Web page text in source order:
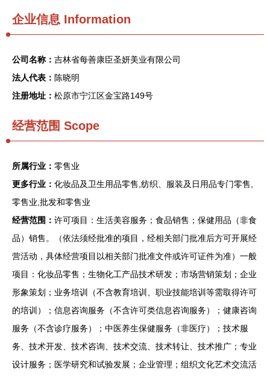
企业信息 Information
公司名称： 吉林省每善康臣圣妍美业有限公司
法人代表： 陈晓明
注册地址： 松原市宁江区金宝路149号
经营范围 Scope
所属行业： 零售业
更多行业： 化妆品及卫生用品零售,纺织、服装及日用品专门零售,
零售业,批发和零售业
经营范围： 许可项目：生活美容服务；食品销售；保健用品（非食
品）销售。（依法须经批准的项目，经相关部门批准后方可开展经
营活动，具体经营项目以相关部门批准文件或许可证件为准）一般
项目：化妆品零售；生物化工产品技术研发；市场营销策划；企业
形象策划；业务培训（不含教育培训、职业技能培训等需取得许可
的培训）；信息咨询服务（不含许可类信息咨询服务）；健康咨询
服务（不含诊疗服务）；中医养生保健服务（非医疗）；技术服
务、技术开发、技术咨询、技术交流、技术转让、技术推广；专业
设计服务；医学研究和试验发展；企业管理；组织文化艺术交流活